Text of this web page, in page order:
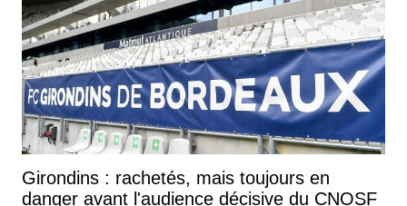
Girondins : rachetés, mais toujours en
danger avant l'audience décisive du CNOSF